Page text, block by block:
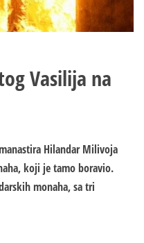
Vasilija na
Hilandar Milivoja
koji je tamo boravio.
monaha, sa tri